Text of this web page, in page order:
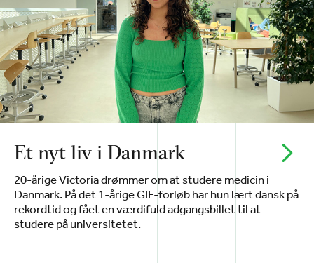
Et nyt liv i Danmark
20-årige Victoria drømmer om at studere medicin i
Danmark. På det 1-årige GIF-forløb har hun lært dansk på
rekordtid og fået en værdifuld adgangsbillet til at
studere på universitetet.